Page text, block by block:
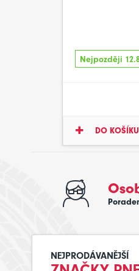
Nejpozději
DO KOŠÍKU
NEJPRODÁVANĚJŠÍ